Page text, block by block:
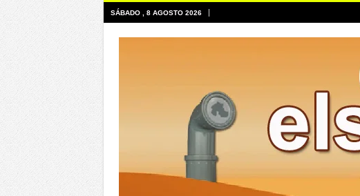
SÁBADO , 8 AGOSTO 2026